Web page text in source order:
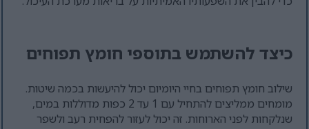
כיצד להשתמש בתוספי חומץ תפוחים
שילוב חומץ תפוחים בחיי היומיום יכול להיעשות בכמה שיטות.
מומחים ממליצים להתחיל עם 1 עד 2 כפות מדוללות במים,
שנלקחות לפני הארוחות. זה יכול לעזור להפחית רעב ולשפר